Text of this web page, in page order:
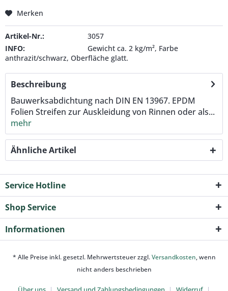
Merken
Artikel-Nr.:
3057
INFO:
Gewicht ca. 2 kg/m², Farbe
anthrazit/schwarz, Oberfläche glatt.
Beschreibung
Bauwerksabdichtung nach DIN EN 13967. EPDM
Folien Streifen zur Auskleidung von Rinnen oder als...
mehr
Ähnliche Artikel
Service Hotline
Shop Service
Informationen
* Alle Preise inkl. gesetzl. Mehrwertsteuer zzgl.Versandkosten, wenn
nicht anders beschrieben